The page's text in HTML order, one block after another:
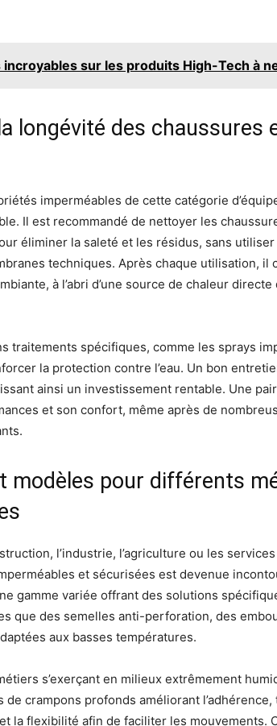
incroyables sur les produits High-Tech à
longévité des chaussures
imperméables de cette catégorie
Il est recommandé de nettoyer les
éliminer la saleté et les résidus, sans
techniques. Après chaque utilisation, il
à l’abri d’une source de chaleur
traitements spécifiques, comme les sprays
la protection contre l’eau. Un bon
ainsi un investissement rentable. Une
et son confort, même après de
modèles pour différents
l’industrie, l’agriculture ou les
et sécurisées est devenue
gamme variée offrant des solutions
que des semelles anti-perforation, des
aux basses températures.
s’exerçant en milieux extrêmement
crampons profonds améliorant l’adhérence,
la flexibilité afin de faciliter les mouvements.